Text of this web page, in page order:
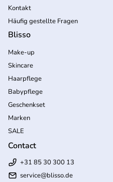
Kontakt
Häufig gestellte Fragen
Blisso
Make-up
Skincare
Haarpflege
Babypflege
Geschenkset
Marken
SALE
Contact
+31 85 30 300 13
service@blisso.de